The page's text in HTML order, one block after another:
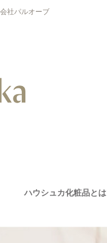
社パルオーブ
ハウシュカ化粧品とは